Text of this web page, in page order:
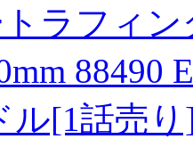
トラフィ
88490
ル[1話売り